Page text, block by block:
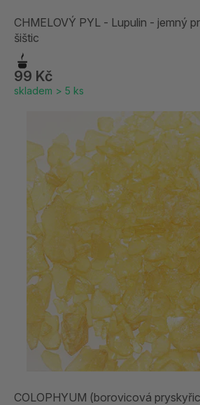
CHMELOVÝ PYL - Lupulin - jemný
šištic
99 Kč
skladem > 5 ks
COLOPHYUM (borovicová